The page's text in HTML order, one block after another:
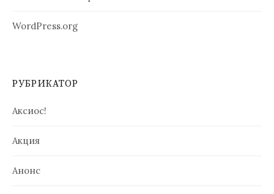
WordPress.org
РУБРИКАТОР
Аксиос!
Акция
Анонс